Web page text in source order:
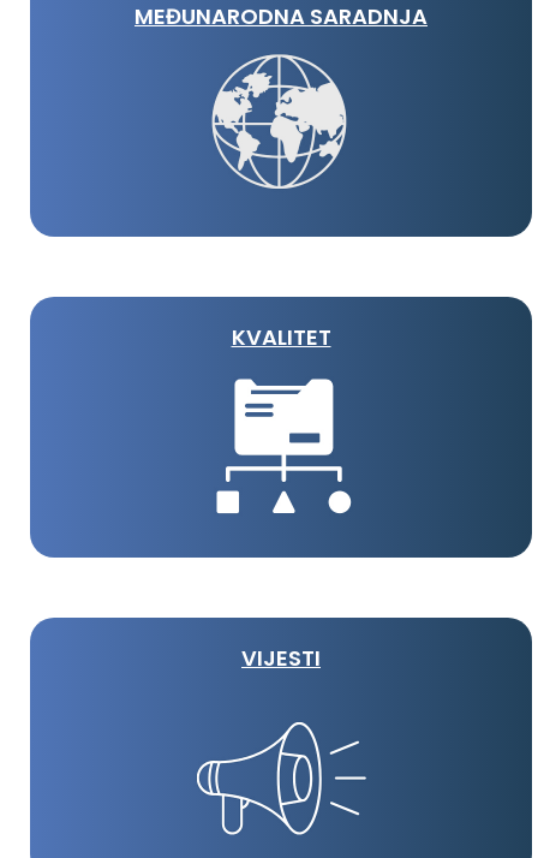
MEĐUNARODNA SARADNJA
KVALITET
VIJESTI